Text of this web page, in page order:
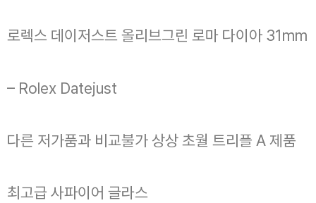
로렉스 데이저스트 올리브그린 로마 다이아 31mm
– Rolex Datejust
다른 저가품과 비교불가 상상 초월 트리플 A 제품
최고급 사파이어 글라스